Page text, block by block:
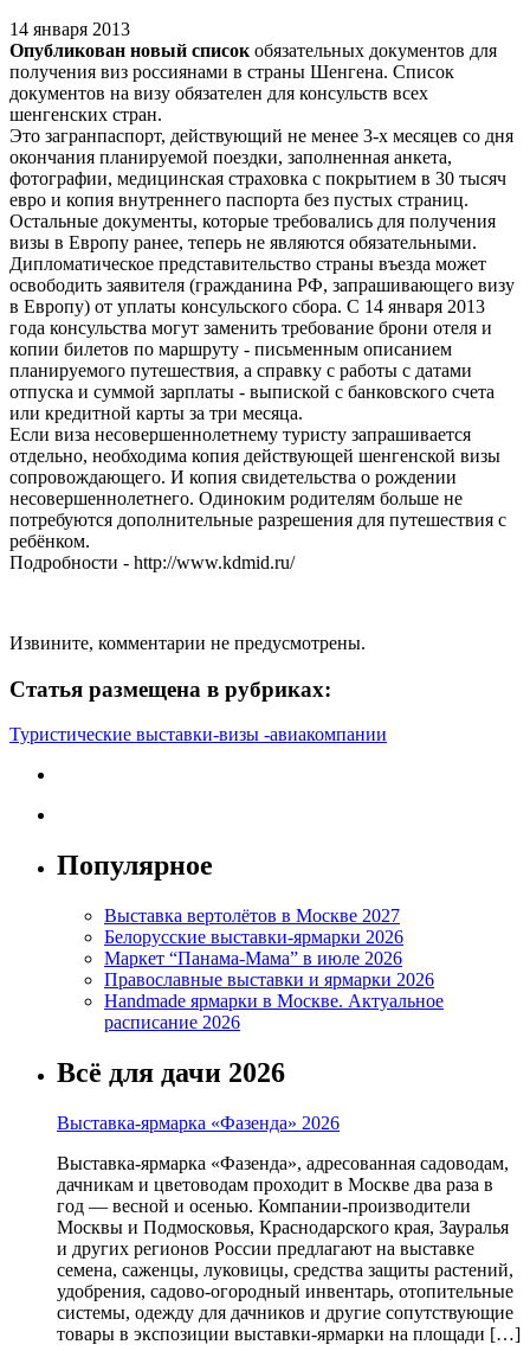
14 января 2013
Опубликован новый список обязательных документов для
получения виз россиянами в страны Шенгена. Список
документов на визу обязателен для консульств всех
шенгенских стран.
Это загранпаспорт, действующий не менее 3-х месяцев со дня
окончания планируемой поездки, заполненная анкета,
фотографии, медицинская страховка с покрытием в 30 тысяч
евро и копия внутреннего паспорта без пустых страниц.
Остальные документы, которые требовались для получения
визы в Европу ранее, теперь не являются обязательными.
Дипломатическое представительство страны въезда может
освободить заявителя (гражданина РФ, запрашивающего визу
в Европу) от уплаты консульского сбора. С 14 января 2013
года консульства могут заменить требование брони отеля и
копии билетов по маршруту - письменным описанием
планируемого путешествия, а справку с работы с датами
отпуска и суммой зарплаты - выпиской с банковского счета
или кредитной карты за три месяца.
Если виза несовершеннолетнему туристу запрашивается
отдельно, необходима копия действующей шенгенской визы
сопровождающего. И копия свидетельства о рождении
несовершеннолетнего. Одиноким родителям больше не
потребуются дополнительные разрешения для путешествия с
ребёнком.
Подробности - http://www.kdmid.ru/
Извините, комментарии не предусмотрены.
Статья размещена в рубриках:
Туристические выставки-визы -авиакомпании
Популярное
Выставка вертолётов в Москве 2027
Белорусские выставки-ярмарки 2026
Маркет “Панама-Мама” в июле 2026
Православные выставки и ярмарки 2026
Handmade ярмарки в Москве. Актуальное
расписание 2026
Всё для дачи 2026
Выставка-ярмарка «Фазенда» 2026
Выставка-ярмарка «Фазенда», адресованная садоводам,
дачникам и цветоводам проходит в Москве два раза в
год — весной и осенью. Компании-производители
Москвы и Подмосковья, Краснодарского края, Зауралья
и других регионов России предлагают на выставке
семена, саженцы, луковицы, средства защиты растений,
удобрения, садово-огородный инвентарь, отопительные
системы, одежду для дачников и другие сопутствующие
товары в экспозиции выставки-ярмарки на площади […]